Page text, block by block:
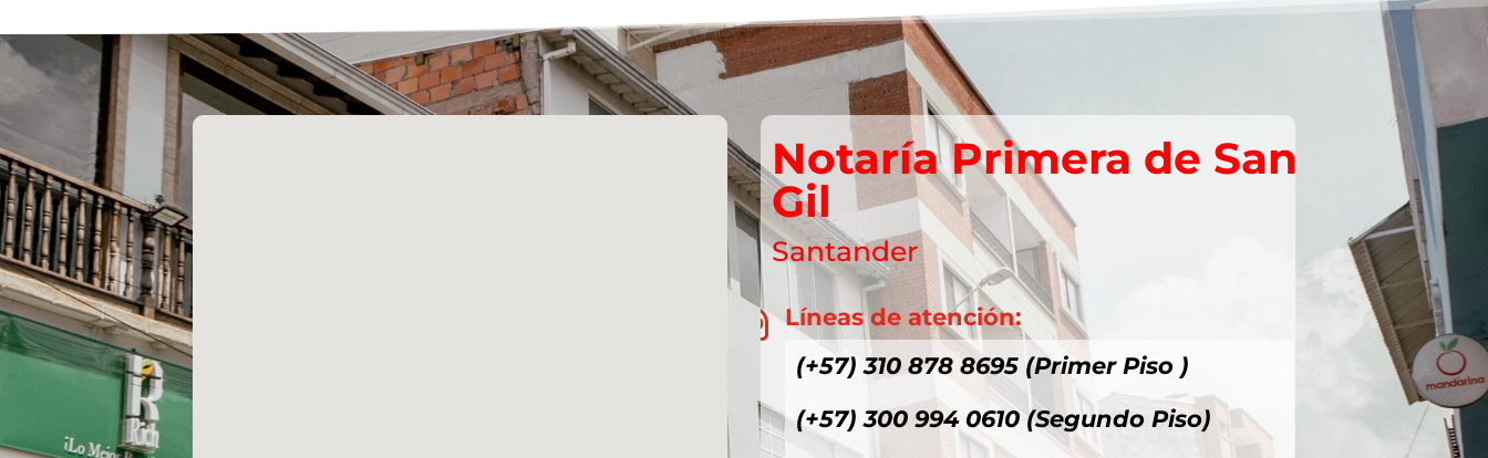
Notaría Primera de San
Gil
Santander

Líneas de atención:
(+57) 310 878 8695 (Primer Piso )
(+57) 300 994 0610 (Segundo Piso)